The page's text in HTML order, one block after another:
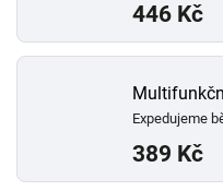
446 Kč
Expedujeme
389 Kč